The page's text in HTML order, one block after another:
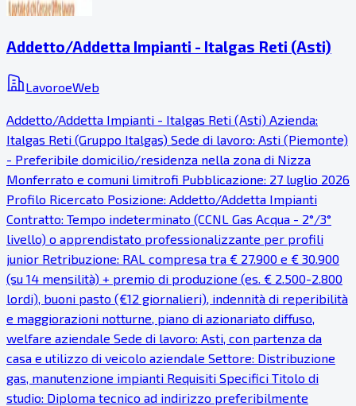
Addetto/Addetta Impianti - Italgas Reti (Asti)
LavoroeWeb
Addetto/Addetta Impianti - Italgas Reti (Asti) Azienda:
Italgas Reti (Gruppo Italgas) Sede di lavoro: Asti (Piemonte)
- Preferibile domicilio/residenza nella zona di Nizza
Monferrato e comuni limitrofi Pubblicazione: 27 luglio 2026
Profilo Ricercato Posizione: Addetto/Addetta Impianti
Contratto: Tempo indeterminato (CCNL Gas Acqua - 2°/3°
livello) o apprendistato professionalizzante per profili
junior Retribuzione: RAL compresa tra € 27.900 e € 30.900
(su 14 mensilità) + premio di produzione (es. € 2.500-2.800
lordi), buoni pasto (€12 giornalieri), indennità di reperibilità
e maggiorazioni notturne, piano di azionariato diffuso,
welfare aziendale Sede di lavoro: Asti, con partenza da
casa e utilizzo di veicolo aziendale Settore: Distribuzione
gas, manutenzione impianti Requisiti Specifici Titolo di
studio: Diploma tecnico ad indirizzo preferibilmente